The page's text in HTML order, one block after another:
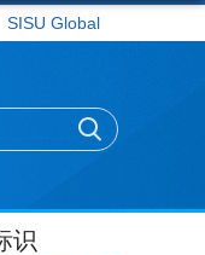
SISU Global
识